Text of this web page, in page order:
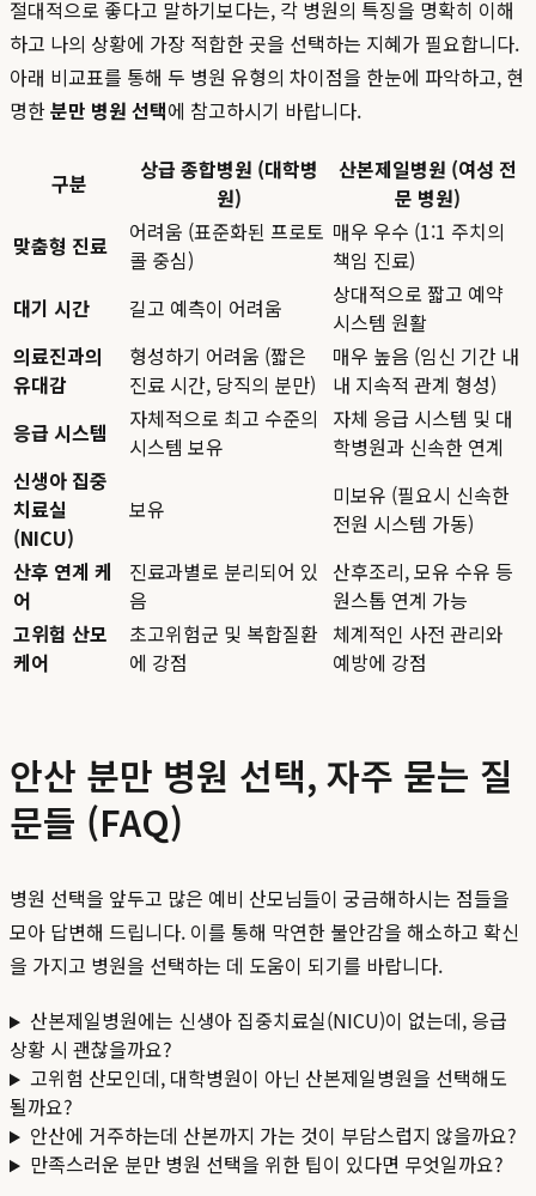
절대적으로 좋다고 말하기보다는, 각 병원의 특징을 명확히 이해
하고 나의 상황에 가장 적합한 곳을 선택하는 지혜가 필요합니다.
아래 비교표를 통해 두 병원 유형의 차이점을 한눈에 파악하고, 현
명한분만 병원 선택에 참고하시기 바랍니다.
구분
상급 종합병원 (대학병
원)
산본제일병원 (여성 전
문 병원)
맞춤형 진료
어려움 (표준화된 프로토
콜 중심)
매우 우수 (1:1 주치의
책임 진료)
대기 시간
길고 예측이 어려움
상대적으로 짧고 예약
시스템 원활
의료진과의
유대감
형성하기 어려움 (짧은
진료 시간, 당직의 분만)
매우 높음 (임신 기간 내
내 지속적 관계 형성)
응급 시스템
자체적으로 최고 수준의
시스템 보유
자체 응급 시스템 및 대
학병원과 신속한 연계
신생아 집중
치료실
(NICU)
보유
미보유 (필요시 신속한
전원 시스템 가동)
산후 연계 케
어
진료과별로 분리되어 있
음
산후조리, 모유 수유 등
원스톱 연계 가능
고위험 산모
케어
초고위험군 및 복합질환
에 강점
체계적인 사전 관리와
예방에 강점
안산 분만 병원 선택, 자주 묻는 질
문들 (FAQ)
병원 선택을 앞두고 많은 예비 산모님들이 궁금해하시는 점들을
모아 답변해 드립니다. 이를 통해 막연한 불안감을 해소하고 확신
을 가지고 병원을 선택하는 데 도움이 되기를 바랍니다.
산본제일병원에는 신생아 집중치료실(NICU)이 없는데, 응급
상황 시 괜찮을까요?
고위험 산모인데, 대학병원이 아닌 산본제일병원을 선택해도
될까요?
안산에 거주하는데 산본까지 가는 것이 부담스럽지 않을까요?
만족스러운 분만 병원 선택을 위한 팁이 있다면 무엇일까요?